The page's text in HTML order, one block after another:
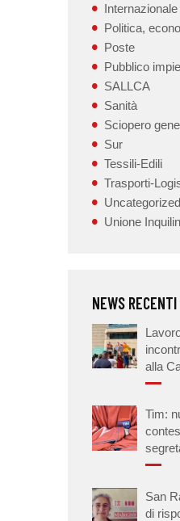
Internazionale
Politica,
Poste
Pubblico
SALLCA
Sanità
Sciopero
Sur
Tessili-Edili
Trasporti-
Uncategorized
Unione
NEWS RECENTI
alla
Tim:
San
di